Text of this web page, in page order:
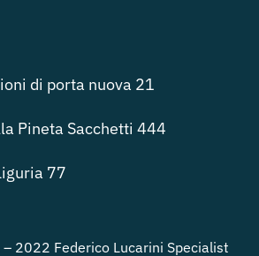
di porta nuova 21
Pineta Sacchetti 444
77
2022 Federico Lucarini Specialist